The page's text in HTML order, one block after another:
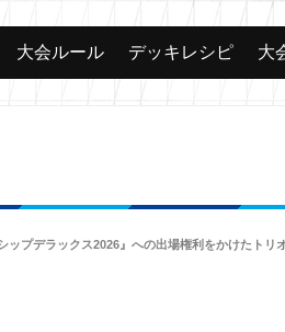
カード
大会ルール デッキレシピ 大
プデラックス2026』への出場権利をかけたトリ